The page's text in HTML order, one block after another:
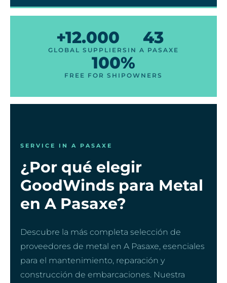
+12.000
GLOBAL SUPPLIERS
43
IN A PASAXE
100%
FREE FOR SHIPOWNERS
SERVICE IN A PASAXE
¿Por qué elegir
GoodWinds para Metal
en A Pasaxe?
Descubre la más completa selección de
proveedores de metal en A Pasaxe, esenciales
para el mantenimiento, reparación y
construcción de embarcaciones. Nuestra